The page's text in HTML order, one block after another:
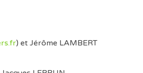
) et Jérôme LAMBERT